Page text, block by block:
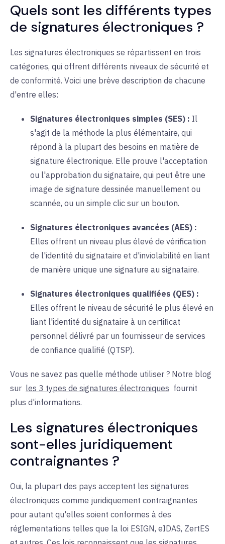
Quels sont les différents types
de signatures électroniques ?
Les signatures électroniques se répartissent en trois
catégories, qui offrent différents niveaux de sécurité et
de conformité. Voici une brève description de chacune
d'entre elles:
Signatures électroniques simples (SES) : Il
s'agit de la méthode la plus élémentaire, qui
répond à la plupart des besoins en matière de
signature électronique. Elle prouve l'acceptation
ou l'approbation du signataire, qui peut être une
image de signature dessinée manuellement ou
scannée, ou un simple clic sur un bouton.
Signatures électroniques avancées (AES) :
Elles offrent un niveau plus élevé de vérification
de l'identité du signataire et d'inviolabilité en liant
de manière unique une signature au signataire.
Signatures électroniques qualifiées (QES) :
Elles offrent le niveau de sécurité le plus élevé en
liant l'identité du signataire à un certificat
personnel délivré par un fournisseur de services
de confiance qualifié (QTSP).
Vous ne savez pas quelle méthode utiliser ? Notre blog
sur les 3 types de signatures électroniques fournit
plus d'informations.
Les signatures électroniques
sont-elles juridiquement
contraignantes ?
Oui, la plupart des pays acceptent les signatures
électroniques comme juridiquement contraignantes
pour autant qu'elles soient conformes à des
réglementations telles que la loi ESIGN, eIDAS, ZertES